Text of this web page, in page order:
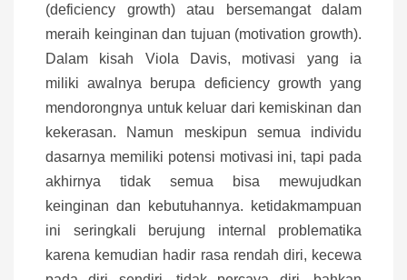
(deficiency growth) atau bersemangat dalam
meraih keinginan dan tujuan (motivation growth).
Dalam kisah Viola Davis, motivasi yang ia
miliki awalnya berupa deficiency growth yang
mendorongnya untuk keluar dari kemiskinan dan
kekerasan. Namun meskipun semua individu
dasarnya memiliki potensi motivasi ini, tapi pada
akhirnya tidak semua bisa mewujudkan
keinginan dan kebutuhannya. ketidakmampuan
ini seringkali berujung internal problematika
karena kemudian hadir rasa rendah diri, kecewa